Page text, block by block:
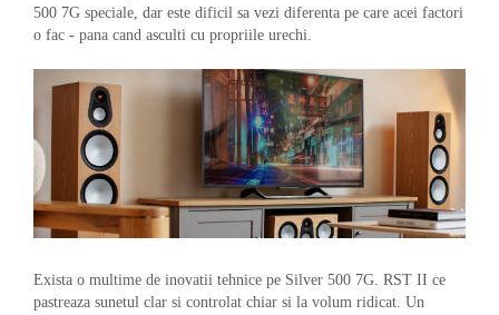
500 7G speciale, dar este dificil sa vezi diferenta pe care acei factori
o fac - pana cand asculti cu propriile urechi.
Exista o multime de inovatii tehnice pe Silver 500 7G. RST II ce
pastreaza sunetul clar si controlat chiar si la volum ridicat. Un